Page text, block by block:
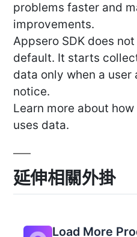
problems faster and
improvements.
Appsero SDK does
default. It starts
data only when a
notice.
Learn more about
uses data.
延伸相關外掛